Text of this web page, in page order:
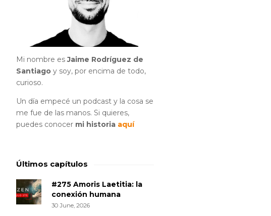
Mi nombre esJaime Rodríguez de
Santiagoy soy, por encima de todo,
curioso.
Un día empecé un podcast y la cosa se
me fue de las manos. Si quieres,
puedes conocer mi historia aquí
Últimos capítulos
#275 Amoris Laetitia: la
conexión humana
30 June, 2026